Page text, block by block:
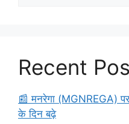
Recent
​📰 मनरेगा (MGNREGA)
के दिन बढ़े